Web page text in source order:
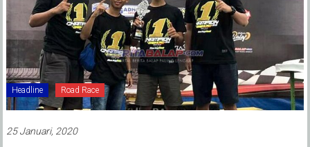
Headline Road Race
25 Januari, 2020